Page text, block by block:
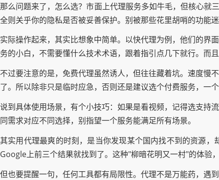
那么问题来了，怎么选？市面上代理服务多如牛毛，但核心就
全则关乎你的隐私是否被妥善保护。别被那些花里胡哨的功能
实际操作起来，其实比想象中简单。以快代理为例，他们的
务的小白，不需要懂什么技术术语，跟着指引点几下就行。而
不过要注意的是，免费代理虽然诱人，但往往藏着坑。速度慢
了。所以除非只是临时应急，否则还是建议选个付费服务，一
说到具体使用场景，有个小技巧：如果是看视频，记得选支持
同需求对应不同选择，别指望一个服务能满足所有场景。
其实用代理最爽的时刻，是当你发现某个国内找不到的资源
Google上前三个结果就找到了。这种"柳暗花明又一村"的体验
但也要提醒一句，任何工具都有局限性。代理不是万能药，遇